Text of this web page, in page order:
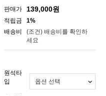
판매가 139,000원
적립금
1%
배송비
(조건) 배송비를 확인하
세요
원석타
입